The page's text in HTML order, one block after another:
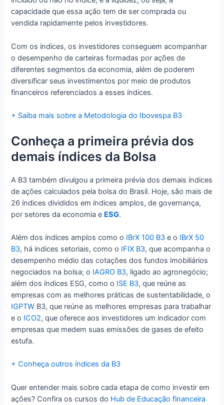
capacidade que essa ação tem de ser comprada ou
vendida rapidamente pelos investidores.
Com os índices, os investidores conseguem acompanhar
o desempenho de carteiras formadas por ações de
diferentes segmentos da economia, além de poderem
diversificar seus investimentos por meio de produtos
financeiros referenciados a esses índices.
+ Saiba mais sobre a Metodologia do Ibovespa B3
Conheça a primeira prévia dos
demais índices da Bolsa
A B3 também divulgou a primeira prévia dos demais índices
de ações calculados pela bolsa do Brasil. Hoje, são mais de
26 índices divididos em índices amplos, de governança,
por setores da economia e ESG.
Além dos índices amplos como o IBrX 100 B3 e o IBrX 50
B3, há índices setoriais, como o IFIX B3, que acompanha o
desempenho médio das cotações dos fundos imobiliários
negociados na bolsa; o IAGRO B3, ligado ao agronegócio;
além dos índices ESG, como o ISE B3, que reúne as
empresas com as melhores práticas de sustentabilidade, o
IGPTW B3, que reúne as melhores empresas para trabalhar
e o ICO2, que oferece aos investidores um indicador com
empresas que medem suas emissões de gases de efeito
estufa.
+ Conheça outros índices da B3
Quer entender mais sobre cada etapa de como investir em
ações? Confira os cursos do Hub de Educação financeira